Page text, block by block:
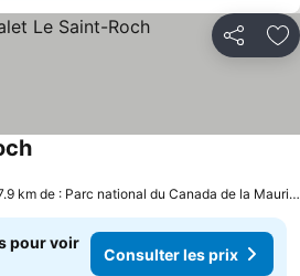
Partager
à 7.9 km de : Parc national du Canada de la Mauricie
pour voir
Consulter les prix